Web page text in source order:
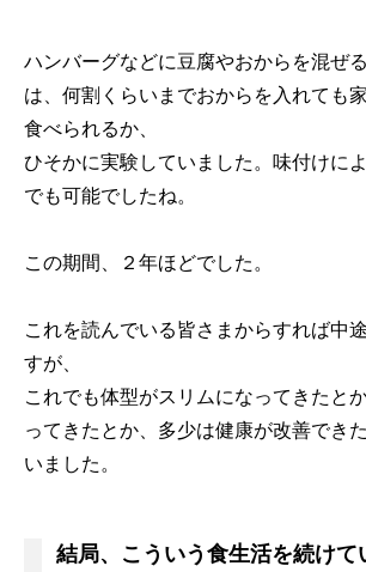
ハンバーグなどに豆腐やおからを混ぜ
は、何割くらいまでおからを入れても
食べられるか、
ひそかに実験していました。味付けに
でも可能でしたね。
この期間、２年ほどでした。
これを読んでいる皆さまからすれば中
すが、
これでも体型がスリムになってきたと
ってきたとか、多少は健康が改善でき
いました。
結局、こういう食生活を続けて